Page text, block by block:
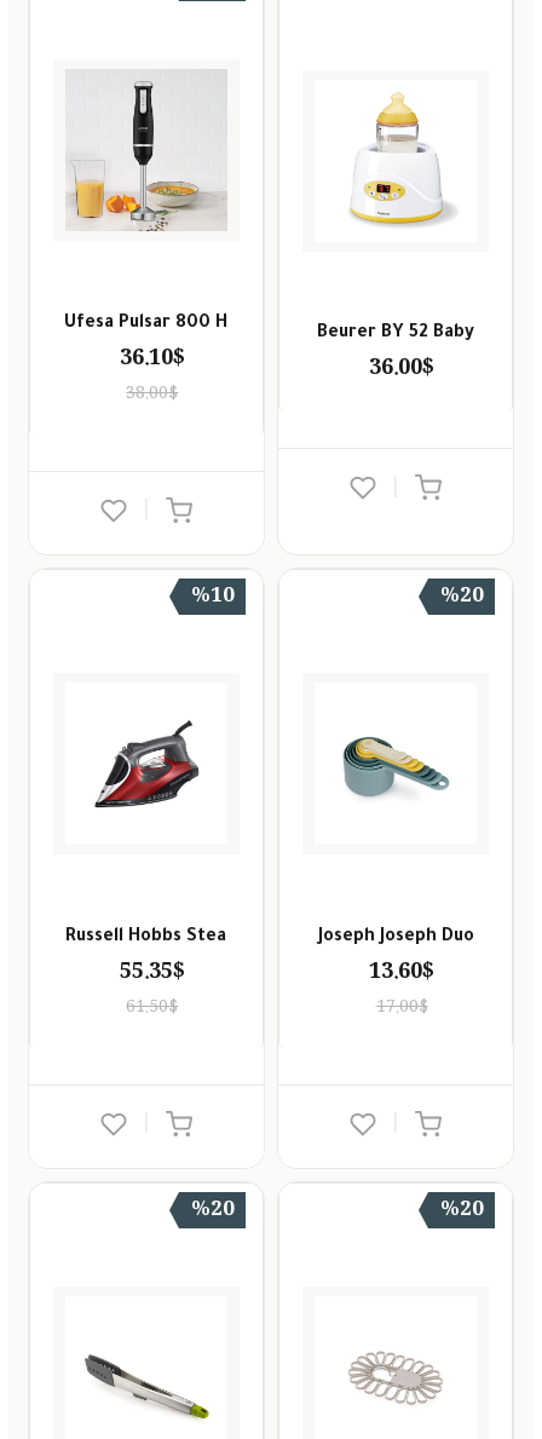
Beurer BY 52 Baby
36.00$
|
Ufesa Pulsar 800 H
36.10$
38.00$
%20
Joseph Joseph Duo
13.60$
17.00$
%10
Russell Hobbs Stea
55.35$
61.50$
%20
%20